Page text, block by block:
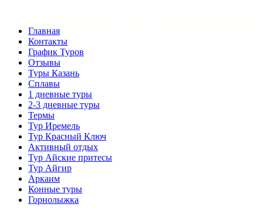
Главная
Контакты
График Туров
Отзывы
Туры Казань
Сплавы
1 дневные туры
2-3 дневные туры
Термы
Тур Иремель
Тур Красный Ключ
Активный отдых
Тур Айские притесы
Тур Айгир
Аркаим
Конные туры
Горнолыжка